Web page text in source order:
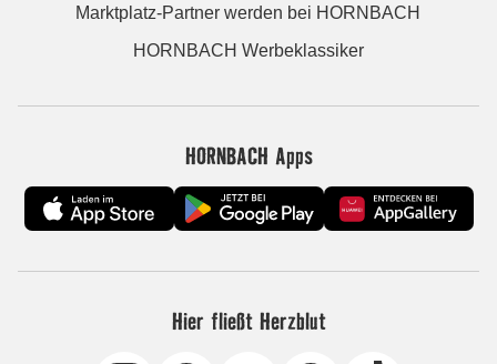
Marktplatz-Partner werden bei HORNBACH
HORNBACH Werbeklassiker
HORNBACH Apps
Hier fließt Herzblut